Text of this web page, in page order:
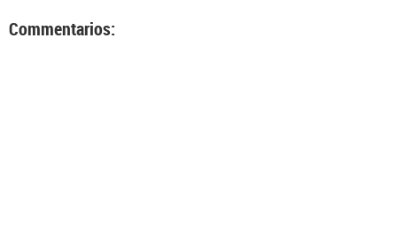
Commentarios: